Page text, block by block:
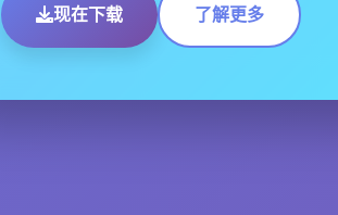
现在下载 了解更多